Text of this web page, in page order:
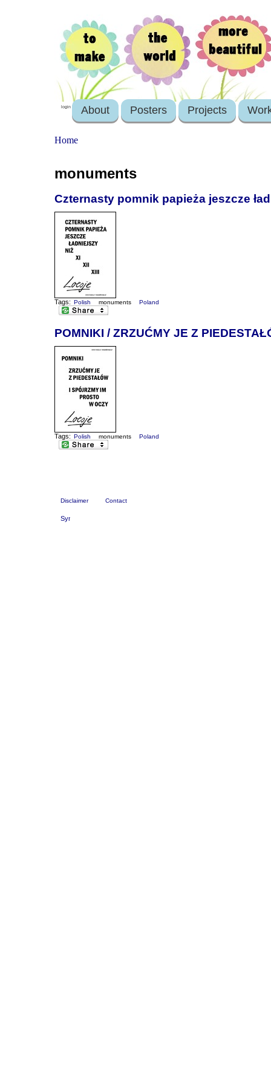
login About Posters Projects
Home
monuments
Czternasty pomnik papieża jeszcze
Tags: Polish monuments Poland
POMNIKI / ZRZUĆMY JE Z
Tags: Polish monuments Poland
Disclaimer Contact